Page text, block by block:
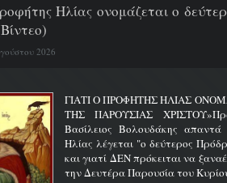
Ηλίας ονομάζεται ο
2026
ΓΙΑΤΙ Ο ΠΡΟΦΗΤΗΣ ΗΛΙΑΣ
ΤΗΣ ΠΑΡΟΥΣΙΑΣ
Βασίλειος Βολουδάκης
Ηλίας λέγεται "ο δεύτερος
και γιατί ΔΕΝ πρόκειται να
την Δευτέρα Παρουσία του